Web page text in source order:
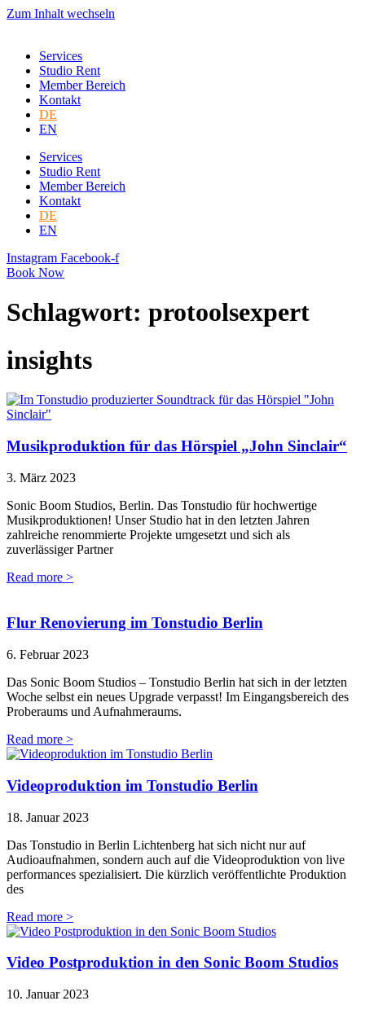
Zum Inhalt wechseln
Services
Studio Rent
Member Bereich
Kontakt
DE
EN
Services
Studio Rent
Member Bereich
Kontakt
DE
EN
Instagram Facebook-f
Book Now
Schlagwort: protoolsexpert
insights
Musikproduktion für das Hörspiel „John Sinclair“
3. März 2023
Sonic Boom Studios, Berlin. Das Tonstudio für hochwertige
Musikproduktionen! Unser Studio hat in den letzten Jahren
zahlreiche renommierte Projekte umgesetzt und sich als
zuverlässiger Partner
Read more >
Flur Renovierung im Tonstudio Berlin
6. Februar 2023
Das Sonic Boom Studios – Tonstudio Berlin hat sich in der letzten
Woche selbst ein neues Upgrade verpasst! Im Eingangsbereich des
Proberaums und Aufnahmeraums.
Read more >
Videoproduktion im Tonstudio Berlin
18. Januar 2023
Das Tonstudio in Berlin Lichtenberg hat sich nicht nur auf
Audioaufnahmen, sondern auch auf die Videoproduktion von live
performances spezialisiert. Die kürzlich veröffentlichte Produktion
des
Read more >
Video Postproduktion in den Sonic Boom Studios
10. Januar 2023